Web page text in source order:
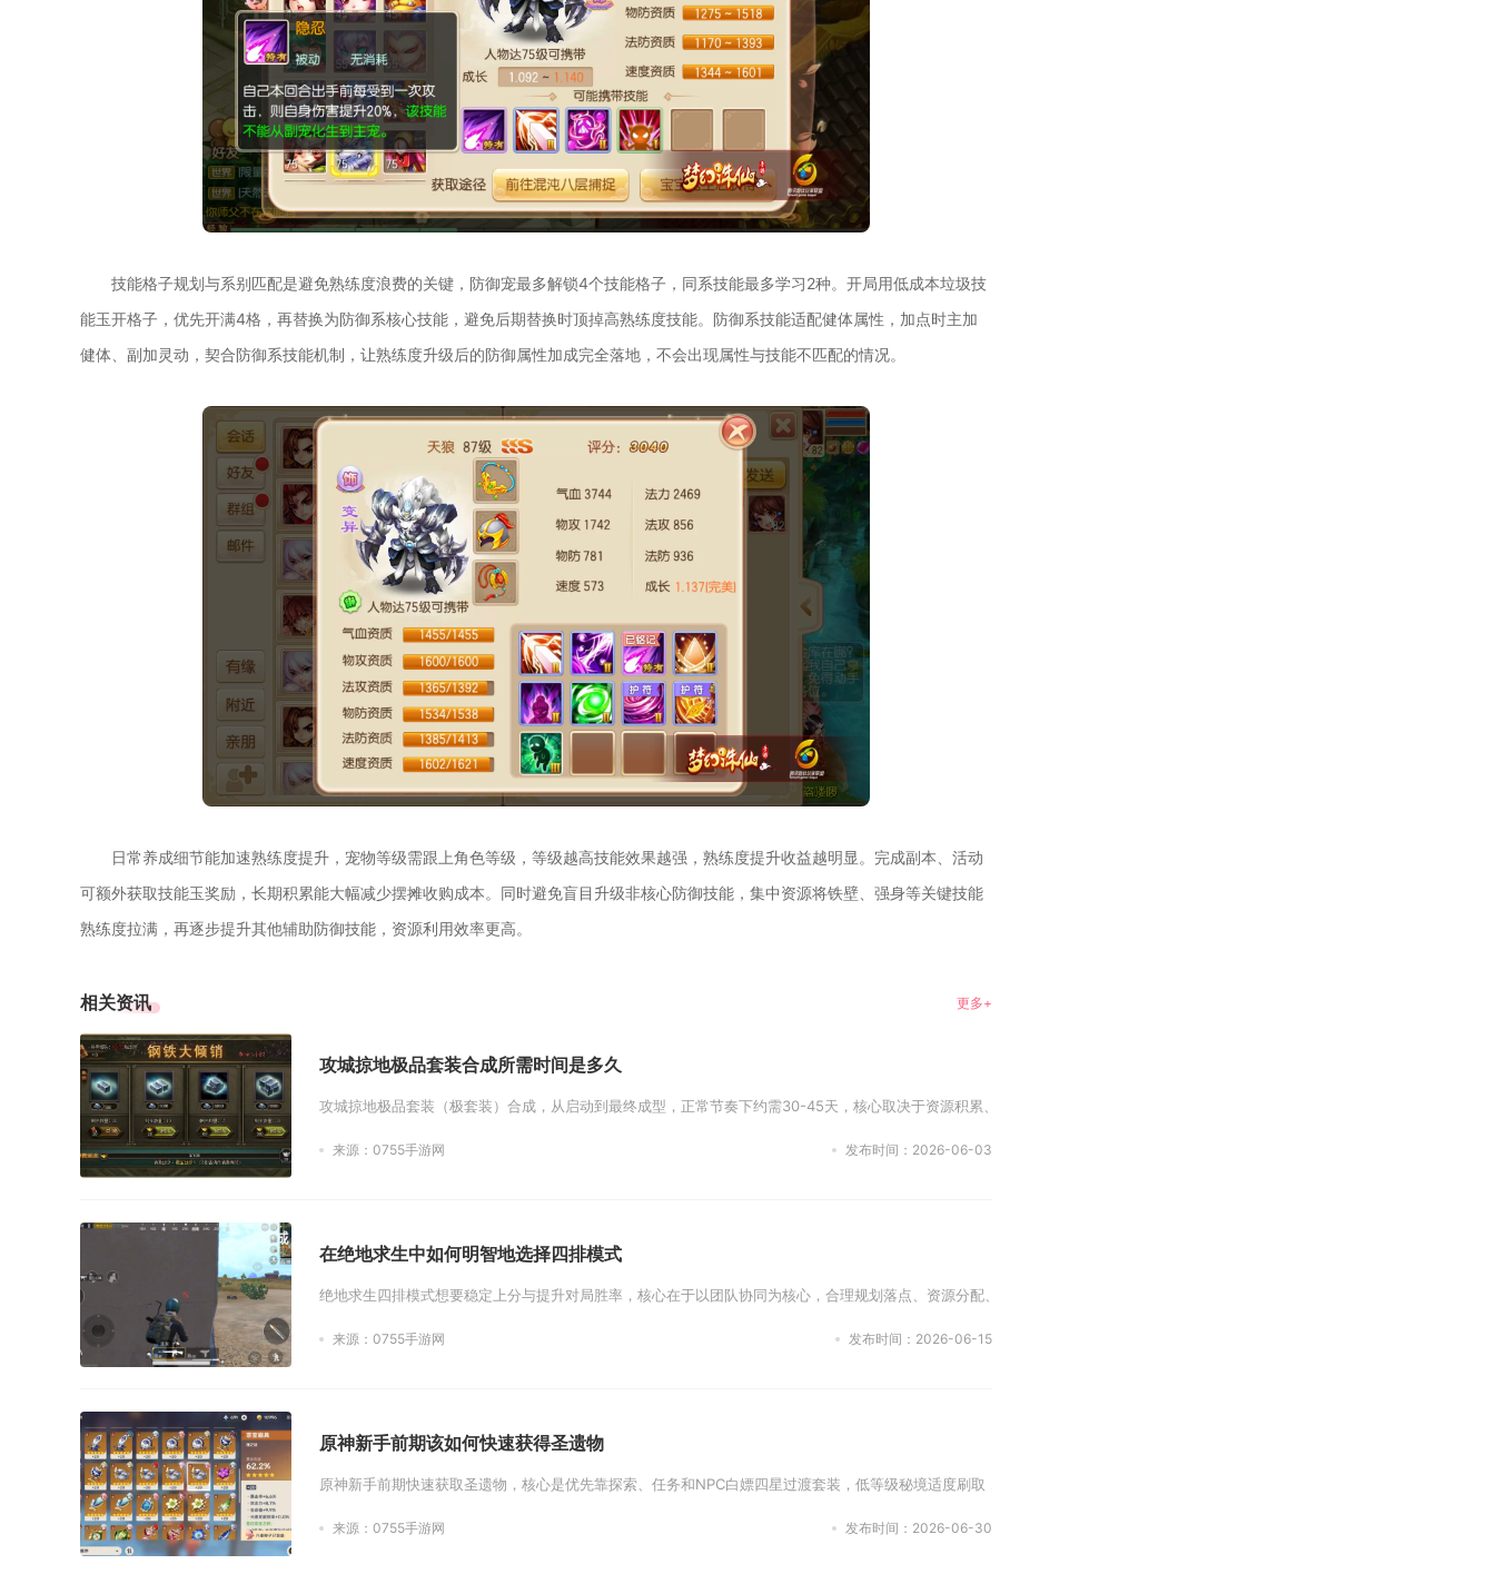
技能格子规划与系别匹配是避免熟练度浪费的关键，防御宠最多解锁4个技能格子，同系技能最多学习2种。开局用低成本垃圾技
能玉开格子，优先开满4格，再替换为防御系核心技能，避免后期替换时顶掉高熟练度技能。防御系技能适配健体属性，加点时主加
健体、副加灵动，契合防御系技能机制，让熟练度升级后的防御属性加成完全落地，不会出现属性与技能不匹配的情况。
日常养成细节能加速熟练度提升，宠物等级需跟上角色等级，等级越高技能效果越强，熟练度提升收益越明显。完成副本、活动
可额外获取技能玉奖励，长期积累能大幅减少摆摊收购成本。同时避免盲目升级非核心防御技能，集中资源将铁壁、强身等关键技能
熟练度拉满，再逐步提升其他辅助防御技能，资源利用效率更高。
相关资讯 更多+
攻城掠地极品套装合成所需时间是多久
攻城掠地极品套装（极套装）合成，从启动到最终成型，正常节奏下约需30-45天，核心取决于资源积累、等级进度与洗练效率，极限快刷可压缩至20天左右，佛系养成则可能延至60
来源：0755手游网 发布时间：2026-06-03
在绝地求生中如何明智地选择四排模式
绝地求生四排模式想要稳定上分与提升对局胜率，核心在于以团队协同为核心，合理规划落点、资源分配、战术执行与进圈节奏，兼顾个人生存能力与团队整体运营，避开单人模式的
来源：0755手游网 发布时间：2026-06-15
原神新手前期该如何快速获得圣遗物
原神新手前期快速获取圣遗物，核心是优先靠探索、任务和NPC白嫖四星过渡套装，低等级秘境适度刷取，周本与世界BOSS稳定拿泛用散件，45级前不刻意追求金色，主词条对即可
来源：0755手游网 发布时间：2026-06-30